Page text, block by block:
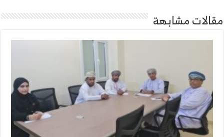
مقالات مشابهة